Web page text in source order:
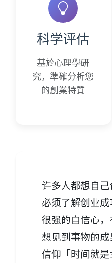
科学评估
基於心理學研
究，準確分析您
的創業特質
许多人都想自
必须了解创业
很强的自信心
想见到事物的
信仰「时间就